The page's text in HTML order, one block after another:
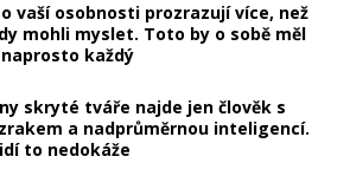
o vaší osobnosti prozrazují více, než
mohli myslet. Toto by o sobě měl
každý
skryté tváře najde jen člověk s
a nadprůměrnou inteligencí.
to nedokáže